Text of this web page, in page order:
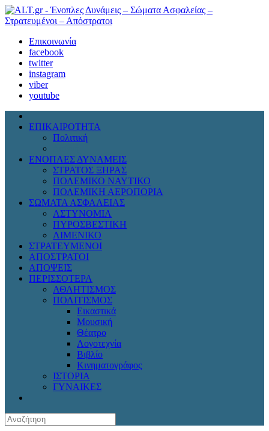
Επικοινωνία
facebook
twitter
instagram
viber
youtube
ΕΠΙΚΑΙΡΟΤΗΤΑ
Πολιτική
ΕΝΟΠΛΕΣ ΔΥΝΑΜΕΙΣ
ΣΤΡΑΤΟΣ ΞΗΡΑΣ
ΠΟΛΕΜΙΚΟ ΝΑΥΤΙΚΟ
ΠΟΛΕΜΙΚΗ ΑΕΡΟΠΟΡΙΑ
ΣΩΜΑΤΑ ΑΣΦΑΛΕΙΑΣ
ΑΣΤΥΝΟΜΙΑ
ΠΥΡΟΣΒΕΣΤΙΚΗ
ΛΙΜΕΝΙΚΟ
ΣΤΡΑΤΕΥΜΕΝΟΙ
ΑΠΟΣΤΡΑΤΟΙ
ΑΠΟΨΕΙΣ
ΠΕΡΙΣΣΟΤΕΡΑ
ΑΘΛΗΤΙΣΜΟΣ
ΠΟΛΙΤΙΣΜΟΣ
Εικαστικά
Μουσική
Θέατρο
Λογοτεχνία
Βιβλίο
Κινηματογράφος
ΙΣΤΟΡΙΑ
ΓΥΝΑΙΚΕΣ